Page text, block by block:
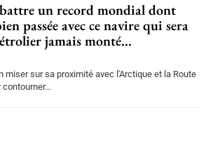
un record mondial dont
passée avec ce navire qui sera
jamais monté...
miser sur sa proximité avec l'Arctique et la Route